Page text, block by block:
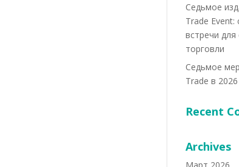
Седьмое
Trade Event:
встречи для
торговли
Седьмое
Trade в
Recent
Archives